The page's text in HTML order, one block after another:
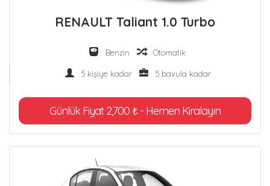
RENAULT Taliant 1.0 Turbo
Benzin Otomatik
5 kişiye kadar 5 bavula kadar
Günlük Fiyat 2,700 ₺ - Hemen Kiralayın